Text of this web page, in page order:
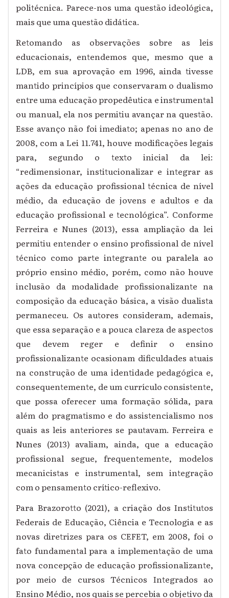
politécnica. Parece-nos uma questão ideológica,
mais que uma questão didática.
Retomando as observações sobre as leis
educacionais, entendemos que, mesmo que a
LDB, em sua aprovação em 1996, ainda tivesse
mantido princípios que conservaram o dualismo
entre uma educação propedêutica e instrumental
ou manual, ela nos permitiu avançar na questão.
Esse avanço não foi imediato; apenas no ano de
2008, com a Lei 11.741, houve modificações legais
para, segundo o texto inicial da lei:
“redimensionar, institucionalizar e integrar as
ações da educação profissional técnica de nível
médio, da educação de jovens e adultos e da
educação profissional e tecnológica”. Conforme
Ferreira e Nunes (2013), essa ampliação da lei
permitiu entender o ensino profissional de nível
técnico como parte integrante ou paralela ao
próprio ensino médio, porém, como não houve
inclusão da modalidade profissionalizante na
composição da educação básica, a visão dualista
permaneceu. Os autores consideram, ademais,
que essa separação e a pouca clareza de aspectos
que devem reger e definir o ensino
profissionalizante ocasionam dificuldades atuais
na construção de uma identidade pedagógica e,
consequentemente, de um currículo consistente,
que possa oferecer uma formação sólida, para
além do pragmatismo e do assistencialismo nos
quais as leis anteriores se pautavam. Ferreira e
Nunes (2013) avaliam, ainda, que a educação
profissional segue, frequentemente, modelos
mecanicistas e instrumental, sem integração
com o pensamento crítico-reflexivo.
Para Brazorotto (2021), a criação dos Institutos
Federais de Educação, Ciência e Tecnologia e as
novas diretrizes para os CEFET, em 2008, foi o
fato fundamental para a implementação de uma
nova concepção de educação profissionalizante,
por meio de cursos Técnicos Integrados ao
Ensino Médio, nos quais se percebia o objetivo da